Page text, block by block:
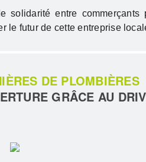
solidarité entre commerçants
le futur de cette entreprise
DE PLOMBIÈRES
GRÂCE AU